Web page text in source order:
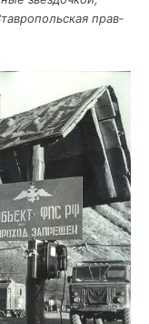
прав­